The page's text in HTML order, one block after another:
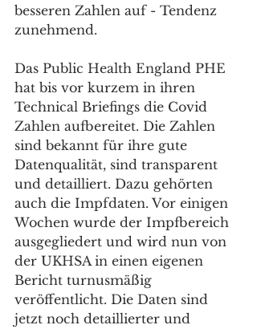
besseren Zahlen auf - Tendenz
zunehmend.
Das Public Health England PHE
hat bis vor kurzem in ihren
Technical Briefings die Covid
Zahlen aufbereitet. Die Zahlen
sind bekannt für ihre gute
Datenqualität, sind transparent
und detailliert. Dazu gehörten
auch die Impfdaten. Vor einigen
Wochen wurde der Impfbereich
ausgegliedert und wird nun von
der UKHSA in einen eigenen
Bericht turnusmäßig
veröffentlicht. Die Daten sind
jetzt noch detaillierter und